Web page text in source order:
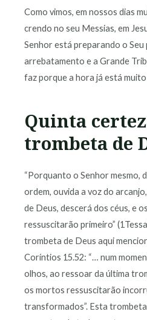
Como vimos, em nossos dias
crendo no seu Messias, em
Senhor está preparando o Seu
arrebatamento e a Grande
faz porque a hora já está
Quinta
trombeta de
“Porquanto o Senhor mesmo,
ordem, ouvida a voz do
de Deus, descerá dos céus, e
ressuscitarão primeiro”
trombeta de Deus aqui
Coríntios 15.52: “… num
olhos, ao ressoar da última
os mortos ressuscitarão
transformados”. Esta